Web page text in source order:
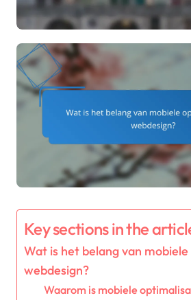
Key sections in the
Wat is het belang van
webdesign?
Waarom is mobiele